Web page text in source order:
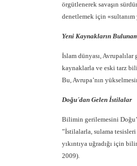
örgütlenerek savaşın
denetlemek için
Yeni Kaynakların
İslam dünyası,
kaynaklarla ve eski tarz
Bu, Avrupa’nın
Doğu´dan Gelen İstilalar
Bilimin gerilemesini
”İstilalarla, sulama
yıkıntıya uğradığı için
2009).